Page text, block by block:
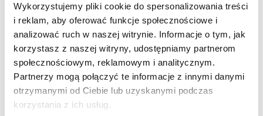
Wykorzystujemy pliki cookie do spersonalizowania treści
i reklam, aby oferować funkcje społecznościowe i
analizować ruch w naszej witrynie. Informacje o tym, jak
korzystasz z naszej witryny, udostępniamy partnerom
społecznościowym, reklamowym i analitycznym.
Partnerzy mogą połączyć te informacje z innymi danymi
otrzymanymi od Ciebie lub uzyskanymi podczas
korzystania z ich usług.
szerokości, posiada wysoką elastyczność, dzięki czemu
jest przeznaczona również na dopasowane spodnie,
spódnice, sukienki. Sprawdzi się też na przejściowe
płaszcze i kurtki, jak również akcesoria odzieżowe np.
torby.
Tkanina kryjąca, mięsista i zwarta, ale dość cienka i
plastyczna, doskonale się układa.
Materiał z Włoch, bardzo dobrej jakości. Skóra sztuczna
elastyczna premium to brązowa